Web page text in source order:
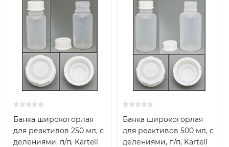
Банка широкогорлая
для реактивов 250 мл, с
делениями, п/п, Kartell
Банка широкогорлая
для реактивов 500 мл, с
делениями, п/п, Kartell